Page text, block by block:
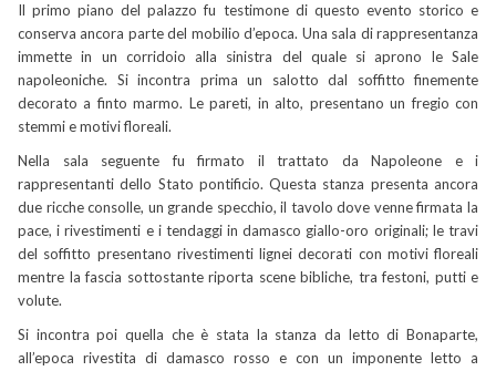
Il primo piano del palazzo fu testimone di questo evento storico e
conserva ancora parte del mobilio d’epoca. Una sala di rappresentanza
immette in un corridoio alla sinistra del quale si aprono le Sale
napoleoniche. Si incontra prima un salotto dal soffitto finemente
decorato a finto marmo. Le pareti, in alto, presentano un fregio con
stemmi e motivi floreali.
Nella sala seguente fu firmato il trattato da Napoleone e i
rappresentanti dello Stato pontificio. Questa stanza presenta ancora
due ricche consolle, un grande specchio, il tavolo dove venne firmata la
pace, i rivestimenti e i tendaggi in damasco giallo-oro originali; le travi
del soffitto presentano rivestimenti lignei decorati con motivi floreali
mentre la fascia sottostante riporta scene bibliche, tra festoni, putti e
volute.
Si incontra poi quella che è stata la stanza da letto di Bonaparte,
all’epoca rivestita di damasco rosso e con un imponente letto a